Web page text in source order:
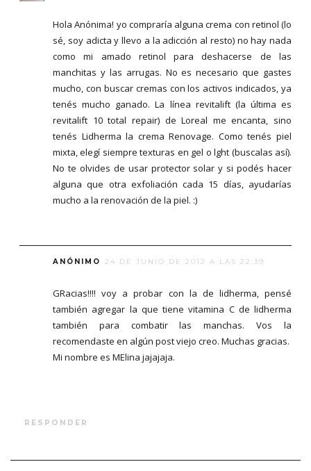
Hola Anónima! yo compraría alguna crema con retinol (lo
sé, soy adicta y llevo a la adicción al resto) no hay nada
como mi amado retinol para deshacerse de las
manchitas y las arrugas. No es necesario que gastes
mucho, con buscar cremas con los activos indicados, ya
tenés mucho ganado. La línea revitalift (la última es
revitalift 10 total repair) de Loreal me encanta, sino
tenés Lidherma la crema Renovage. Como tenés piel
mixta, elegí siempre texturas en gel o lght (buscalas así).
No te olvides de usar protector solar y si podés hacer
alguna que otra exfoliación cada 15 días, ayudarías
mucho a la renovación de la piel. :)
ANÓNIMO 24 DE JUNIO DE 2012 A LAS 22:39
GRacias!!!! voy a probar con la de lidherma, pensé
también agregar la que tiene vitamina C de lidherma
también para combatir las manchas. Vos la
recomendaste en algún post viejo creo. Muchas gracias.
Mi nombre es MElina jajajaja.
RESPONDER